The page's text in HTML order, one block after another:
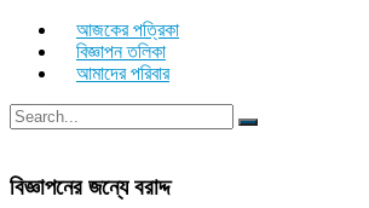
আজকের পত্রিকা
বিজ্ঞাপন তলিকা
আমাদের পরিবার
বিজ্ঞাপনের জন্যে বরাদ্দ